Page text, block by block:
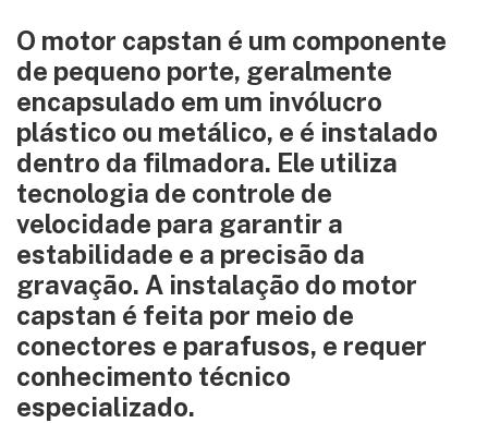
O motor capstan é um componente
de pequeno porte, geralmente
encapsulado em um invólucro
plástico ou metálico, e é instalado
dentro da filmadora. Ele utiliza
tecnologia de controle de
velocidade para garantir a
estabilidade e a precisão da
gravação. A instalação do motor
capstan é feita por meio de
conectores e parafusos, e requer
conhecimento técnico
especializado.